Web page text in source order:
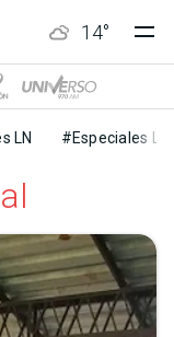
14°
LN #Especiales LN